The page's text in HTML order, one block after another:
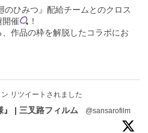
のひみつ』配給チームとのクロス
開催
！
作品の枠を解脱したコラボにお
リツイートされました
』 | 三叉路フィルム
@sansarofilm